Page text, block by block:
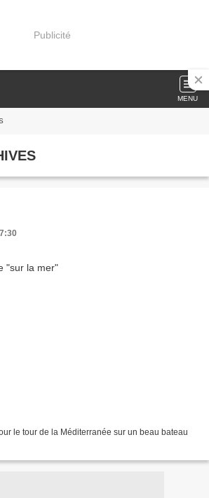
Publicité
MENU
le tour de la Méditerranée sur un beau bateau